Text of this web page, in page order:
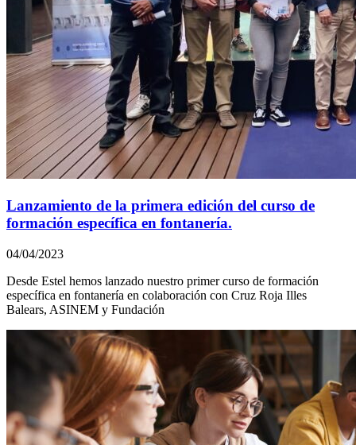
Lanzamiento de la primera edición del curso de
formación específica en fontanería.
04/04/2023
Desde Estel hemos lanzado nuestro primer curso de formación
específica en fontanería en colaboración con Cruz Roja Illes
Balears, ASINEM y Fundación